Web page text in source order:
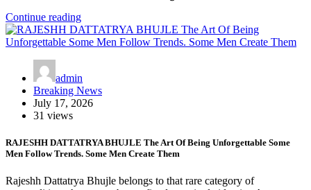
Continue reading
admin
Breaking News
July 17, 2026
31 views
RAJESHH DATTATRYA BHUJLE The Art Of Being Unforgettable Some
Men Follow Trends. Some Men Create Them
Rajeshh Dattatrya Bhujle belongs to that rare category of